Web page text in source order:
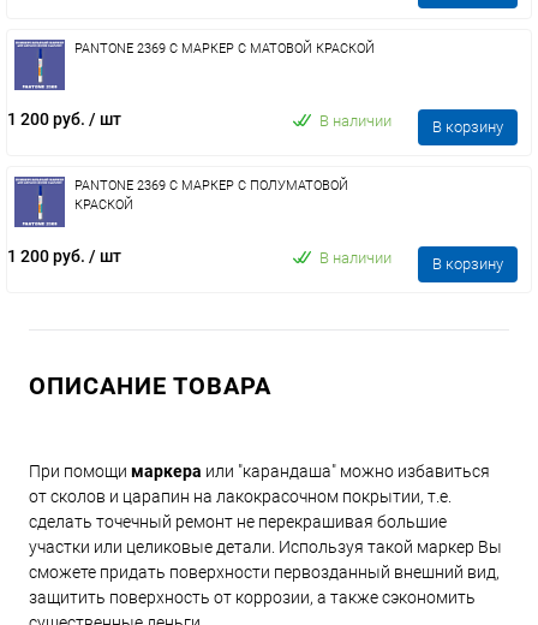
PANTONE 2369 C МАРКЕР С МАТОВОЙ КРАСКОЙ
1 200 руб. / шт В наличии В корзину
PANTONE 2369 C МАРКЕР С ПОЛУМАТОВОЙ
КРАСКОЙ
1 200 руб. / шт В наличии В корзину
ОПИСАНИЕ ТОВАРА
При помощи маркера или "карандаша" можно избавиться
от сколов и царапин на лакокрасочном покрытии, т.е.
сделать точечный ремонт не перекрашивая большие
участки или целиковые детали. Используя такой маркер Вы
сможете придать поверхности первозданный внешний вид,
защитить поверхность от коррозии, а также сэкономить